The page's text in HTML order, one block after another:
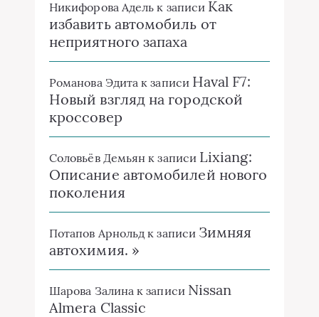
Никифорова Адель к записи Как
избавить автомобиль от
неприятного запаха
Романова Эдита к записи Haval F7:
Новый взгляд на городской
кроссовер
Соловьёв Демьян к записи Lixiang:
Описание автомобилей нового
поколения
Потапов Арнольд к записи Зимняя
автохимия. »
Шарова Залина к записи Nissan
Almera Classic